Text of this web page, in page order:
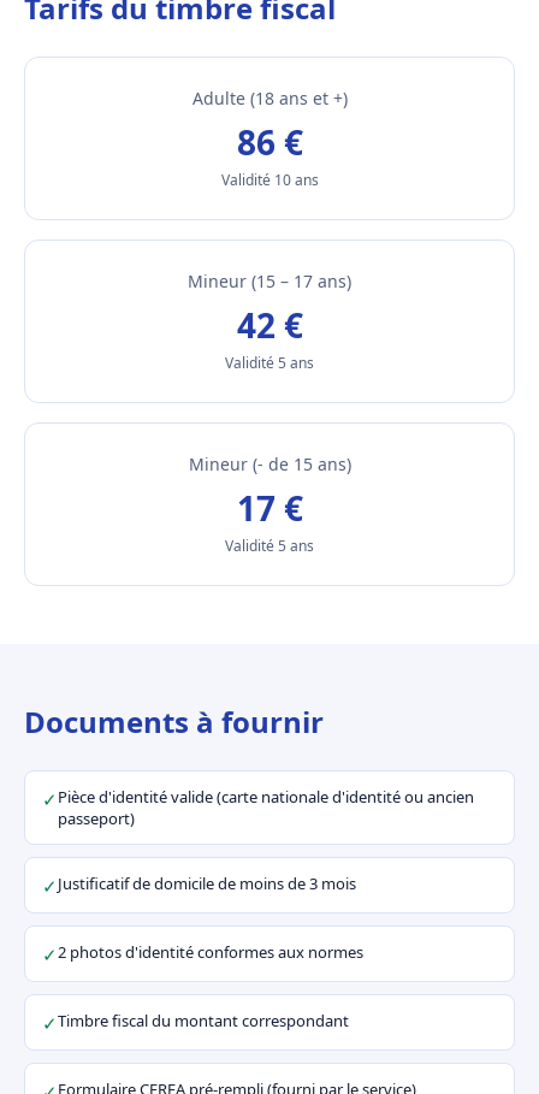
Adulte (18 ans et +)
86 €
Validité 10 ans
Mineur (15 – 17 ans)
42 €
Validité 5 ans
Mineur (- de 15 ans)
17 €
Validité 5 ans
Documents à fournir
✓ Pièce d'identité valide (carte nationale d'identité ou ancien
passeport)
✓Justificatif de domicile de moins de 3 mois
✓2 photos d'identité conformes aux normes
✓Timbre fiscal du montant correspondant
Formulaire CERFA pré-rempli (fourni par le service)